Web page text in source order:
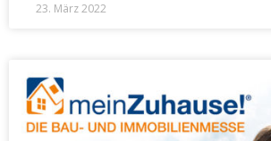
23. März 2022